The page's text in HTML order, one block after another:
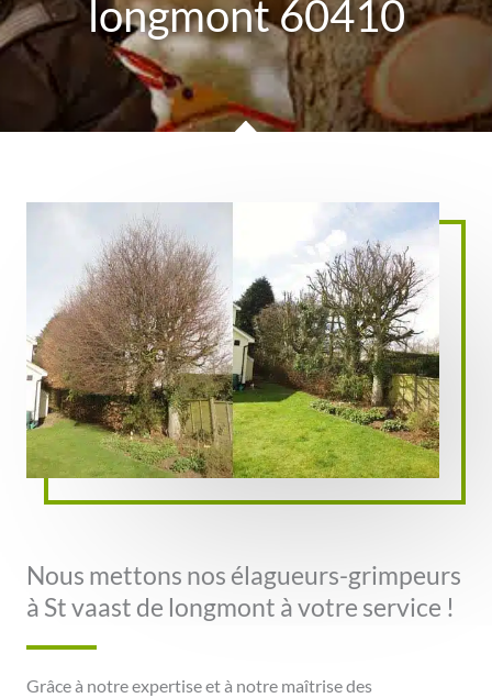
longmont 60410
Nous mettons nos élagueurs-grimpeurs
à St vaast de longmont à votre service !
Grâce à notre expertise et à notre maîtrise des